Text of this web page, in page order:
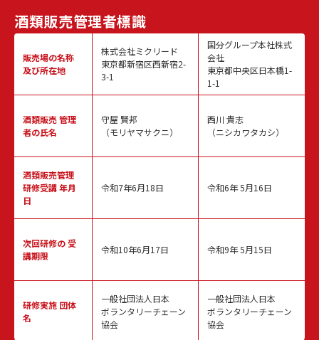
酒類販売管理者標識
販売場の名称
及び所在地
酒類販売管理
者の氏名
酒類販売管理
研修受講 年月
日
次回研修の受
講期限
研修実施 団体
名
株式会社ミクリード
東京都新宿区西新宿2-
3-1
守屋 賢邦
（モリヤマサクニ）
令和7年6月18日
令和10年6月17日
一般社団法人日本
ボランタリーチェーン
協会
国分グループ本社株式
会社
東京都中央区日本橋1-
1-1
西川 貴志
（ニシカワタカシ）
令和6年 5月16日
令和9年 5月15日
一般社団法人日本
ボランタリーチェーン
協会